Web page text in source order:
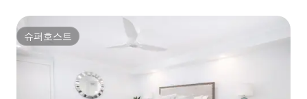
슈퍼호스트
슈퍼호스트